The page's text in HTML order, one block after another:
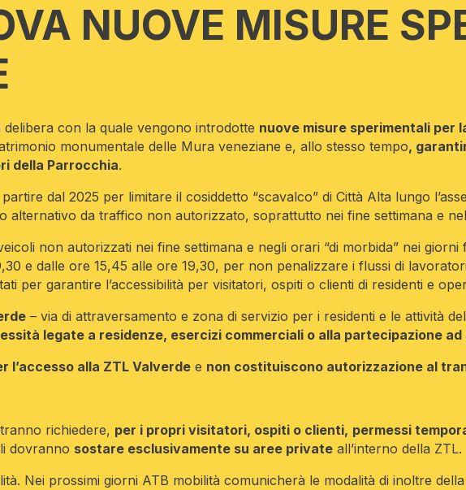
NUOVE MISURE
con la quale vengono introdotte nuove misure sperimentali per
monumentale delle Mura veneziane e, allo stesso tempo,
della Parrocchia.
dal 2025 per limitare il cosiddetto “scavalco” di Città Alta lungo
alternativo da traffico non autorizzato, soprattutto nei fine settimana e
non autorizzati nei fine settimana e negli orari “di morbida” nei
e dalle ore 15,45 alle ore 19,30, per non penalizzare i flussi di
per garantire l’accessibilità per visitatori, ospiti o clienti di residenti e
– via di attraversamento e zona di servizio per i residenti e le attività
legate a residenze, esercizi commerciali o alla partecipazione
l’accesso alla ZTL Valverde e non costituiscono autorizzazione al
richiedere, per i propri visitatori, ospiti o clienti, permessi
dovranno sostare esclusivamente su aree private all’interno della ZTL.
Nei prossimi giorni ATB mobilità comunicherà le modalità di inoltre